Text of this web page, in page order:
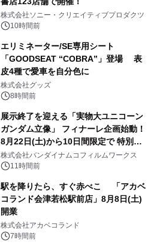
株式会社ソニー・クリエイティブプロダクツ
10時間前
エリミネーター/SE専用シート
「GOODSEAT “COBRA”」登場 表
皮4種で愛車を自分色に
株式会社グッズ
8時間前
展示終了を迎える「実物大ユニコーン
ガンダム立像」 フィナーレ企画始動！
8月22日(土)から10日間限定で 特別映
像『UNICORN GUNDAM Statue ―
BEYOND POSSIBILITY ―』を上映！
株式会社バンダイナムコフィルムワークス
11時間前
駅を降りたら、すぐ赤べこ 「アカベ
コランド会津若松駅前店」8月8日(土)
開業
株式会社アカベコランド
7時間前